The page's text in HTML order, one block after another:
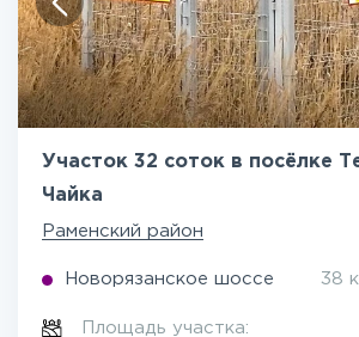
Участок 32 соток в посёлке
Чайка
Раменский район
Новорязанское шоссе 38
Площадь участка: